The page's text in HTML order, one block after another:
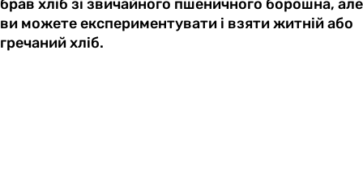
брав хліб зі звичайного пшеничного борошна, але
ви можете експериментувати і взяти житній або
гречаний хліб.